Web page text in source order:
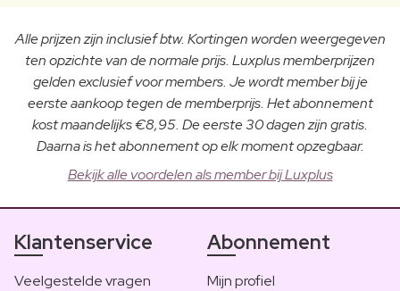
Alle prijzen zijn inclusief btw. Kortingen worden weergegeven
ten opzichte van de normale prijs. Luxplus memberprijzen
gelden exclusief voor members. Je wordt member bij je
eerste aankoop tegen de memberprijs. Het abonnement
kost maandelijks €8,95. De eerste 30 dagen zijn gratis.
Daarna is het abonnement op elk moment opzegbaar.
Bekijk alle voordelen als member bij Luxplus
Klantenservice
Veelgestelde vragen
Abonnement
Mijn profiel